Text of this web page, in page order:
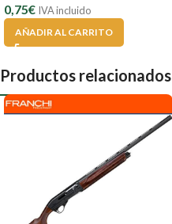
0,75€ IVA incluido
AÑADIR AL CARRITO
Productos relacionados